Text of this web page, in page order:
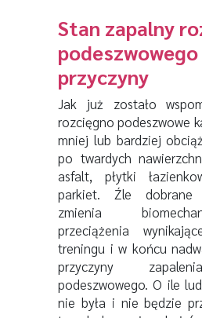
Stan zapalny
podeszwowego
przyczyny
Jak już zostało
rozcięgno podeszwowe
mniej lub bardziej
po twardych
asfalt, płytki
parkiet. Źle dobrane
zmienia
przeciążenia
treningu i w końcu
przyczyny
podeszwowego. O ile
nie była i nie będzie